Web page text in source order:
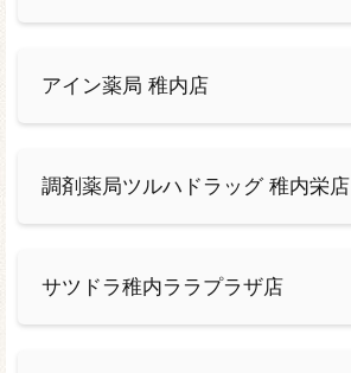
アイン薬局 稚内店
調剤薬局ツルハドラッグ 稚内栄店
サツドラ稚内ララプラザ店